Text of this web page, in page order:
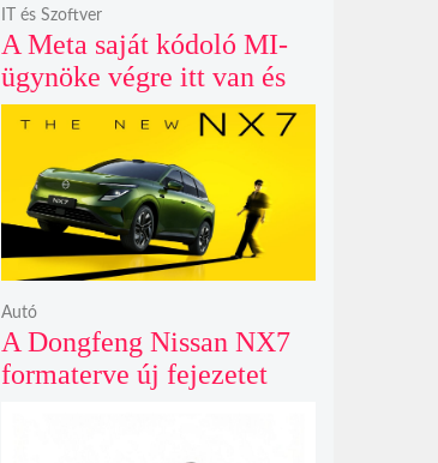
A Meta saját kódoló MI-
ügynöke végre itt van és
nem fél belenyúlni a
IT és Szoftver
A Dongfeng Nissan NX7
formaterve új fejezetet
Autó